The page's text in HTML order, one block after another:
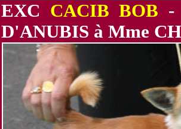
EXC CACIB BOB -
D'ANUBIS à Mme